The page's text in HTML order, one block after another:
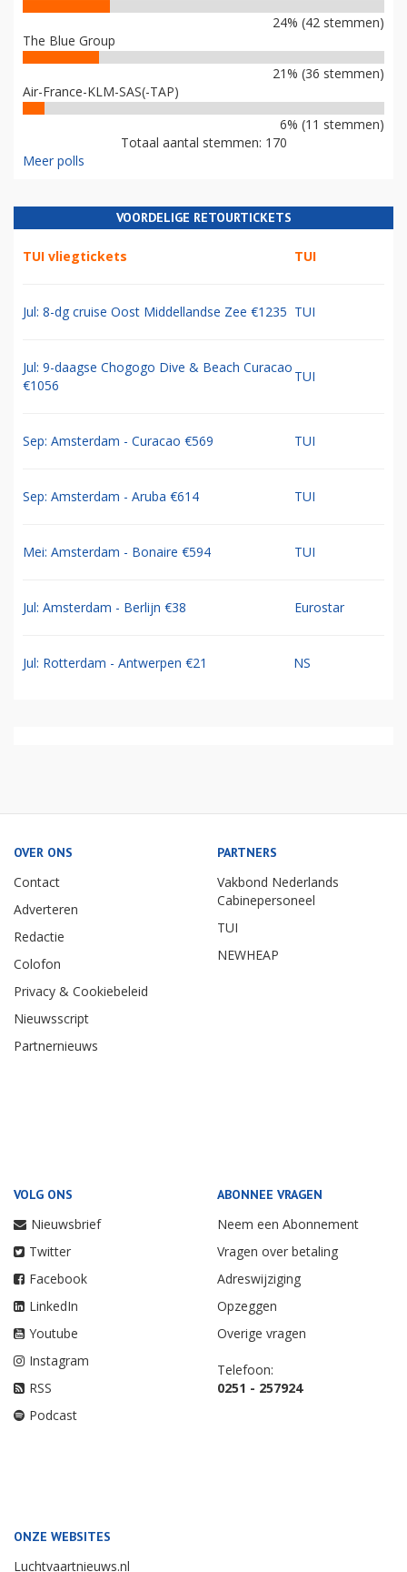
24% (42 stemmen)
The Blue Group
21% (36 stemmen)
Air-France-KLM-SAS(-TAP)
6% (11 stemmen)
Totaal aantal stemmen: 170
Meer polls
VOORDELIGE RETOURTICKETS
TUI vliegtickets TUI
Jul: 8-dg cruise Oost Middellandse Zee €1235 TUI
Jul: 9-daagse Chogogo Dive & Beach Curacao
€1056
TUI
Sep: Amsterdam - Curacao €569 TUI
Sep: Amsterdam - Aruba €614 TUI
Mei: Amsterdam - Bonaire €594 TUI
Jul: Amsterdam - Berlijn €38 Eurostar
Jul: Rotterdam - Antwerpen €21 NS
OVER ONS
Contact
Adverteren
Redactie
Colofon
Privacy & Cookiebeleid
Nieuwsscript
Partnernieuws
PARTNERS
Vakbond Nederlands
Cabinepersoneel
TUI
NEWHEAP
VOLG ONS
Nieuwsbrief
Twitter
Facebook
LinkedIn
Youtube
Instagram
RSS
Podcast
ABONNEE VRAGEN
Neem een Abonnement
Vragen over betaling
Adreswijziging
Opzeggen
Overige vragen
Telefoon:
0251 - 257924
ONZE WEBSITES
Luchtvaartnieuws.nl